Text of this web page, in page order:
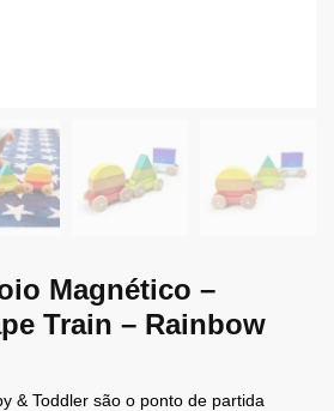
Magnético –
Train – Rainbow
& Toddler são o ponto de partida